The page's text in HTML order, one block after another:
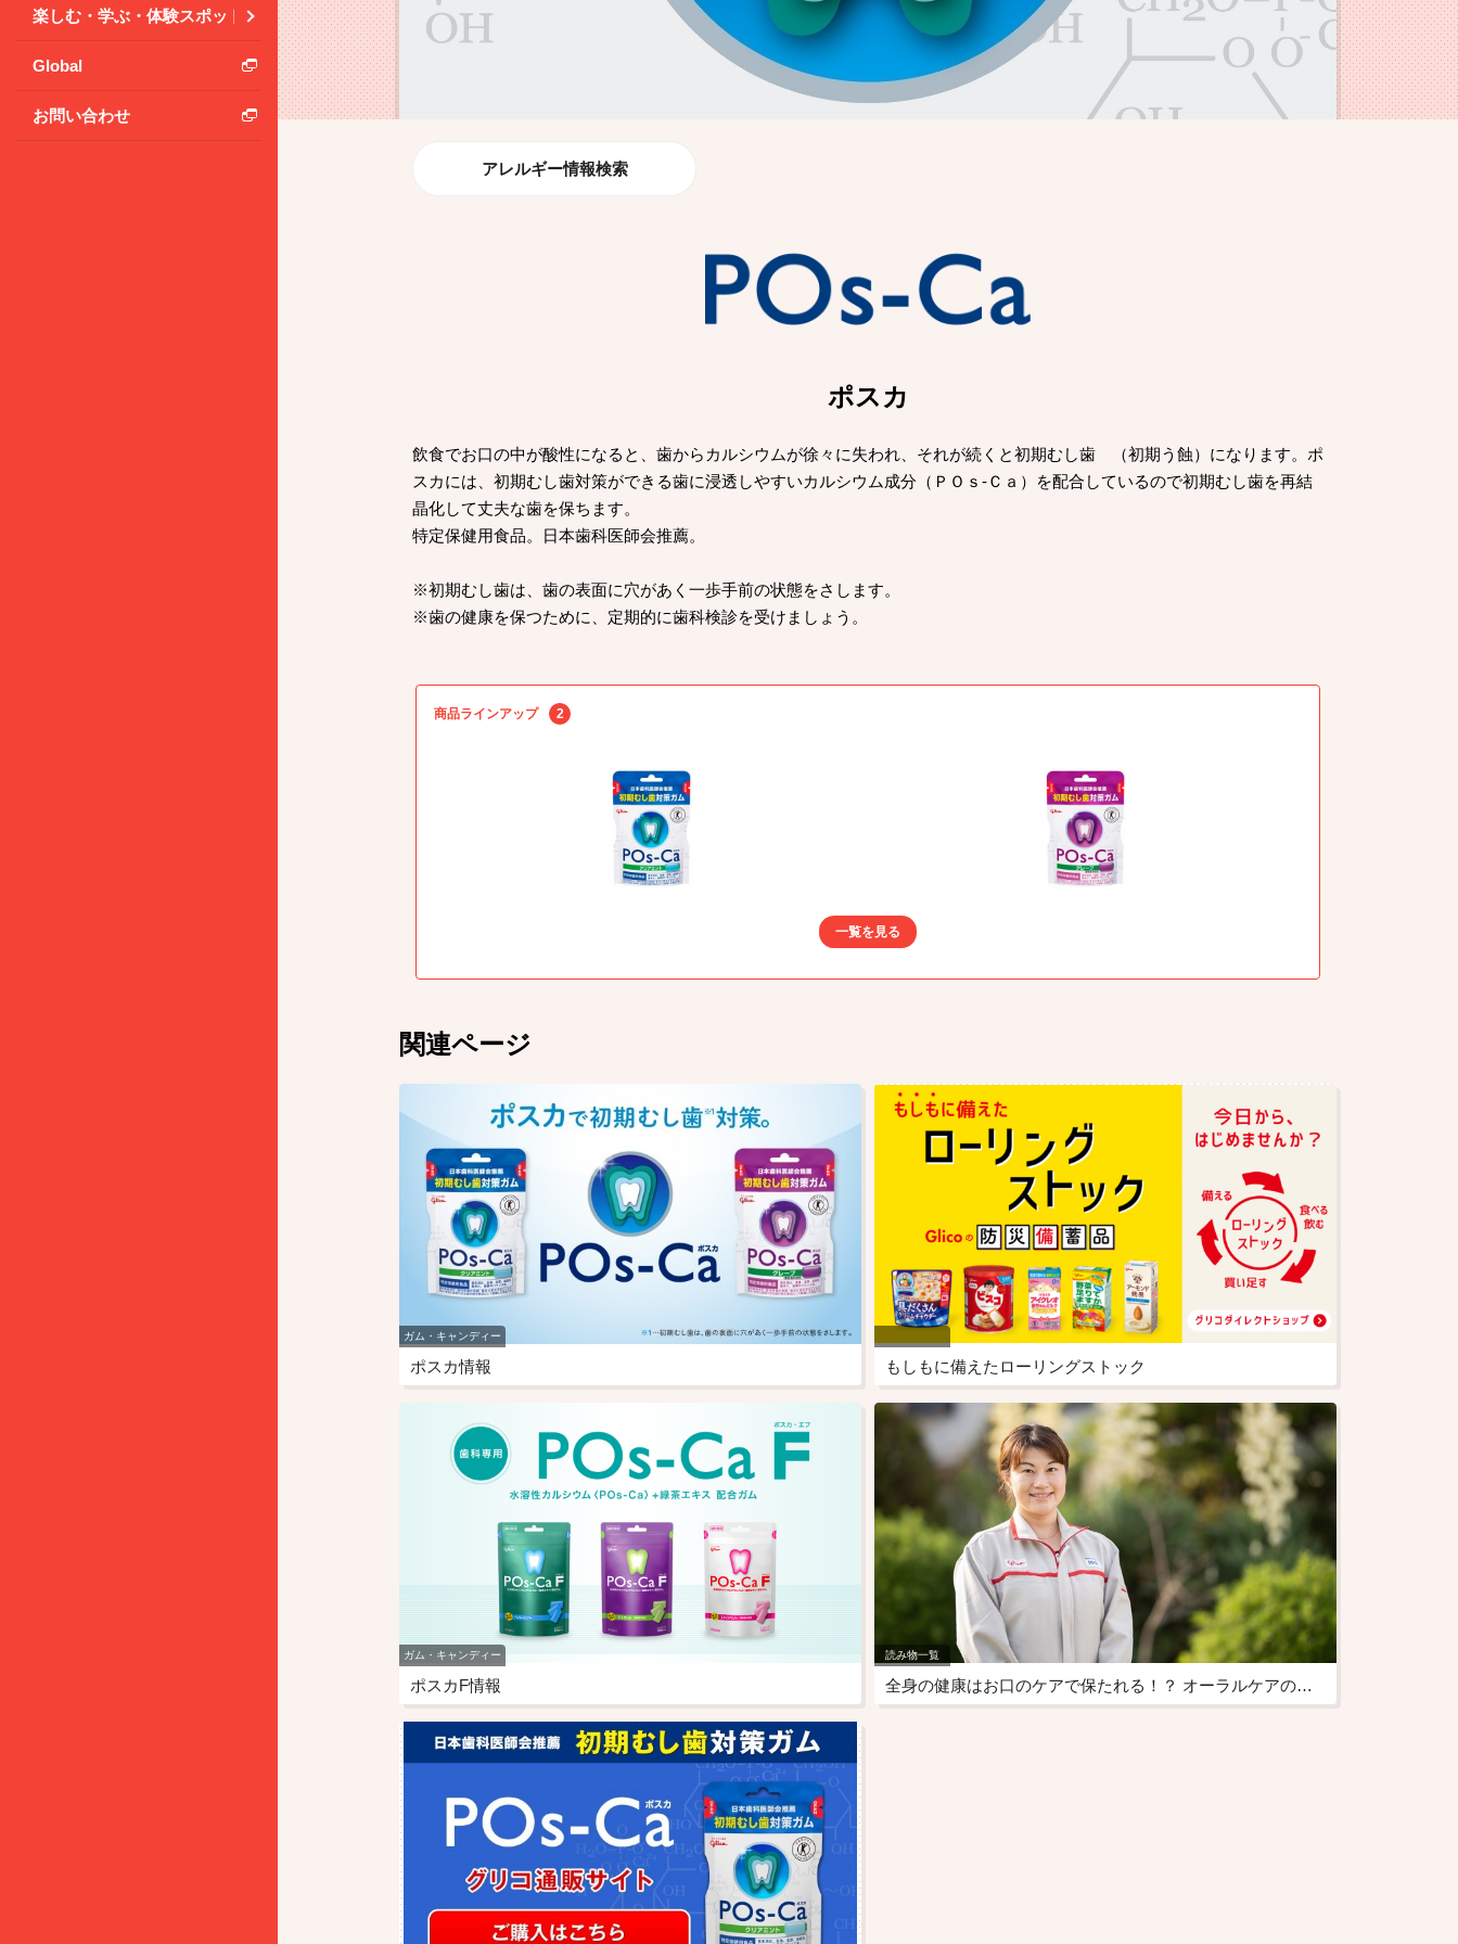
楽しむ・学ぶ・体験スポット
Global
お問い合わせ
アレルギー情報検索
ポスカ
飲食でお口の中が酸性になると、歯からカルシウムが徐々に失われ、それが続くと初期むし歯 （初期う蝕）になります。ポ
スカには、初期むし歯対策ができる歯に浸透しやすいカルシウム成分（ＰＯｓ-Ｃａ）を配合しているので初期むし歯を再結
晶化して丈夫な歯を保ちます。
特定保健用食品。日本歯科医師会推薦。
※初期むし歯は、歯の表面に穴があく一歩手前の状態をさします。
※歯の健康を保つために、定期的に歯科検診を受けましょう。
商品ラインアップ 2
一覧を見る
関連ページ
ガム・キャンディー
ポスカ情報 もしもに備えたローリングストック
ガム・キャンディー
ポスカF情報
読み物一覧
全身の健康はお口のケアで保たれる！？ オーラルケアのプロフェッショナルに聞きました